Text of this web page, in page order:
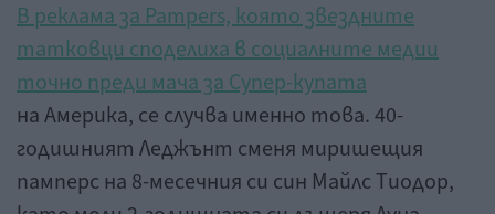
В реклама за Pampers, която звездните
татковци споделиха в социалните медии
точно преди мача за Супер-купата
на Америка, се случва именно това. 40-
годишният Леджънт сменя миришещия
памперс на 8-месечния си син Майлс Тиодор,